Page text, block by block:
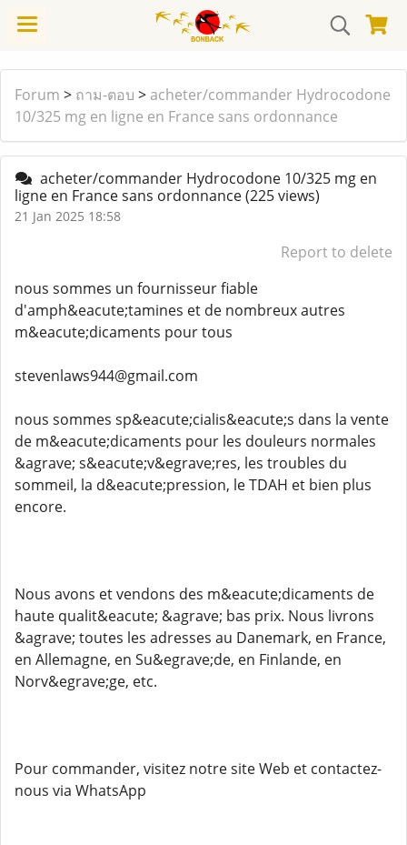
Forum > ถาม-ตอบ > acheter/commander Hydrocodone
10/325 mg en ligne en France sans ordonnance
acheter/commander Hydrocodone 10/325 mg en
ligne en France sans ordonnance(225 views)
21 Jan 2025 18:58
Report to delete
nous sommes un fournisseur fiable
d'amph&eacute;tamines et de nombreux autres
m&eacute;dicaments pour tous
stevenlaws944@gmail.com
nous sommes sp&eacute;cialis&eacute;s dans la vente
de m&eacute;dicaments pour les douleurs normales
&agrave; s&eacute;v&egrave;res, les troubles du
sommeil, la d&eacute;pression, le TDAH et bien plus
encore.
Nous avons et vendons des m&eacute;dicaments de
haute qualit&eacute; &agrave; bas prix. Nous livrons
&agrave; toutes les adresses au Danemark, en France,
en Allemagne, en Su&egrave;de, en Finlande, en
Norv&egrave;ge, etc.
Pour commander, visitez notre site Web et contactez-
nous via WhatsApp